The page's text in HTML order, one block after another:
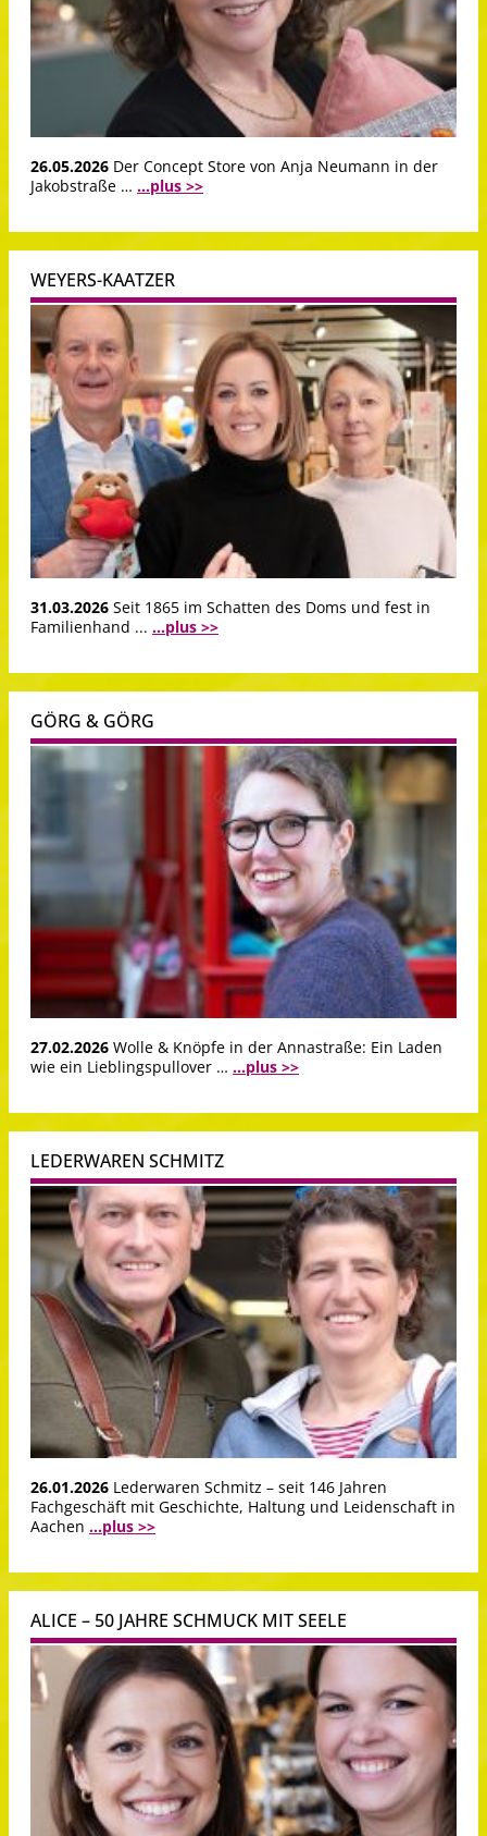
26.05.2026 Der Concept Store von Anja Neumann in der
Jakobstraße … ...plus >>
WEYERS-KAATZER
31.03.2026 Seit 1865 im Schatten des Doms und fest in
Familienhand ... ...plus >>
GÖRG & GÖRG
27.02.2026 Wolle & Knöpfe in der Annastraße: Ein Laden
wie ein Lieblingspullover … ...plus >>
LEDERWAREN SCHMITZ
26.01.2026 Lederwaren Schmitz – seit 146 Jahren
Fachgeschäft mit Geschichte, Haltung und Leidenschaft in
Aachen ...plus >>
ALICE – 50 JAHRE SCHMUCK MIT SEELE